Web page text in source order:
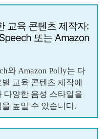
교육 콘텐츠 제작자:
또는 Amazon
와 Amazon Polly는 다
교육 콘텐츠 제작에
다양한 음성 스타일을
높일 수 있습니다.